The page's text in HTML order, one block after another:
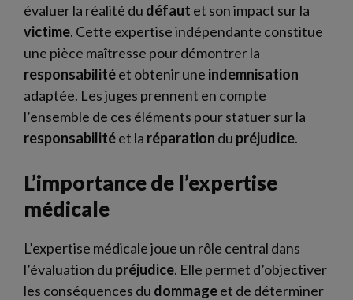
évaluer la réalité du défaut et son impact sur la
victime. Cette expertise indépendante constitue
une pièce maîtresse pour démontrer la
responsabilitéet obtenir une indemnisation
adaptée. Les juges prennent en compte
l’ensemble de ces éléments pour statuer sur la
responsabilitéet la réparation du préjudice.
L’importance de l’expertise
médicale
L’expertise médicale joue un rôle central dans
l’évaluation du préjudice. Elle permet d’objectiver
les conséquences du dommageet de déterminer